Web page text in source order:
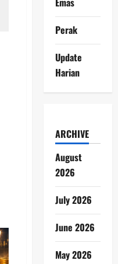
Perak
Update
Harian
ARCHIVE
August
2026
July 2026
June 2026
May 2026